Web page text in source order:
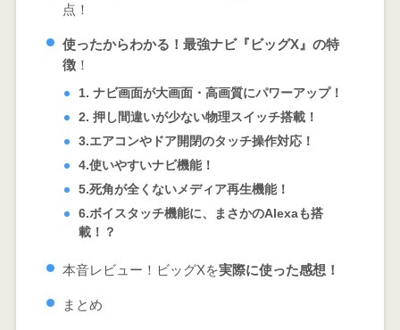
点！
使ったからわかる！最強ナビ『ビッグX』 の特
徴！
1. ナビ画面が大画面・高画質にパワーアップ！
2. 押し間違いが少ない物理スイッチ搭載！
3.エアコンやドア開閉のタッチ操作対応！
4.使いやすいナビ機能！
5.死角が全くないメディア再生機能！
6.ボイスタッチ機能に、まさかのAlexaも搭
載！？
本音レビュー！ビッグXを実際に使った感想！
まとめ